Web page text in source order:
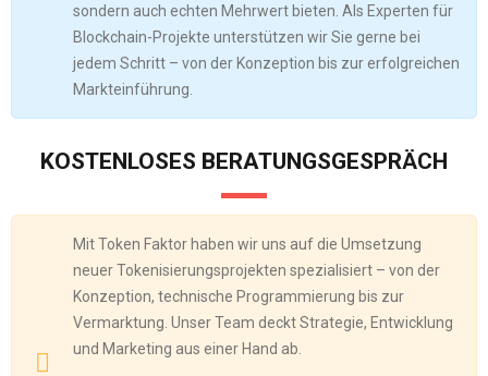
sondern auch echten Mehrwert bieten. Als Experten für
Blockchain-Projekte unterstützen wir Sie gerne bei
jedem Schritt – von der Konzeption bis zur erfolgreichen
Markteinführung.
KOSTENLOSES BERATUNGSGESPRÄCH
Mit Token Faktor haben wir uns auf die Umsetzung
neuer Tokenisierungsprojekten spezialisiert – von der
Konzeption, technische Programmierung bis zur
Vermarktung. Unser Team deckt Strategie, Entwicklung
und Marketing aus einer Hand ab.